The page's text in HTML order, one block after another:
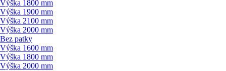
Výška 1800 mm
Výška 1900 mm
Výška 2100 mm
Výška 2000 mm
Bez patky
Výška 1600 mm
Výška 1800 mm
Výška 2000 mm